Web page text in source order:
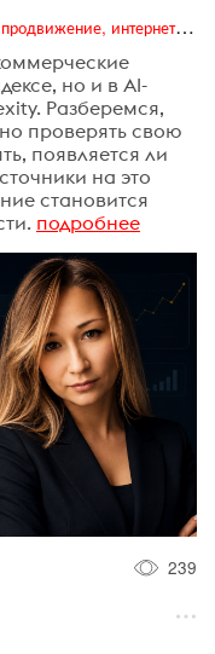
Digital (web-дизайн, интернет-реклама и продвижение, интернет-сообщества и блоги, интернет-коммуникации, мобильный маркетинг, реклама на цифровых экранах)
но и в AI-
Разберемся,
проверять свою
появляется ли
на это
становится
подробнее
239